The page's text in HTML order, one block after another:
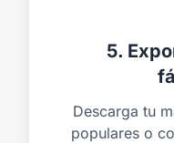
5.
Descarga tu
populares o